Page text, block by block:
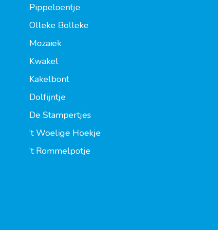
Pippeloentje
Olleke Bolleke
Mozaïek
Kwakel
Kakelbont
Dolfijntje
De Stampertjes
’t Woelige Hoekje
’t Rommelpotje